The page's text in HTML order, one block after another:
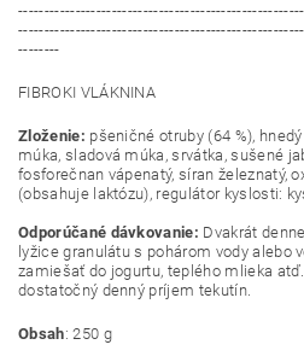
--------
FIBROKI VLÁKNINA
Zloženie: pšeničné otruby (64 %),
múka, sladová múka, srvátka, sušené
fosforečnan vápenatý, síran železnatý,
(obsahuje laktózu), regulátor kyslosti:
Odporúčané dávkovanie: Dvakrát
lyžice granulátu s pohárom vody alebo
zamiešať do jogurtu, teplého mlieka
dostatočný denný príjem tekutín.
Obsah: 250 g